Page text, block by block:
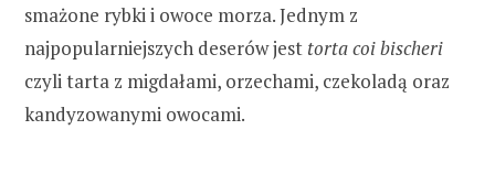
smażone rybki i owoce morza. Jednym z
najpopularniejszych deserów jest torta coi bischeri
czyli tarta z migdałami, orzechami, czekoladą oraz
kandyzowanymi owocami.